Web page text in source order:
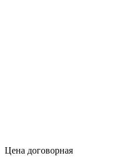
Цена договорная